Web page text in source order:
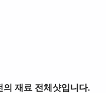
의 재료 전체샷입니다.